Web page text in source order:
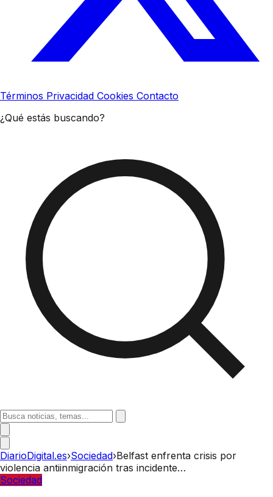
Términos Privacidad Cookies Contacto
¿Qué estás buscando?
DiarioDigital.es›Sociedad›Belfast enfrenta crisis por
violencia antiinmigración tras incidente…
Sociedad